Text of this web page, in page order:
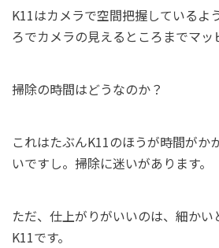
K11はカメラで空間把握しているよ
ろでカメラの見えるところまでマッ
掃除の時間はどうなのか？
これはたぶんK11のほうが時間がか
いですし。掃除に迷いがあります。
ただ、仕上がりがいいのは、細か
K11です。